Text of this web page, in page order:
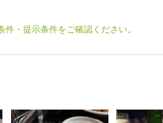
・提示条件をご確認ください。